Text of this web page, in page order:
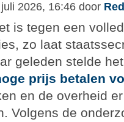
2026, 16:46 door
is tegen een
zo laat
geleden stelde
prijs betalen
en de overheid
Volgens de